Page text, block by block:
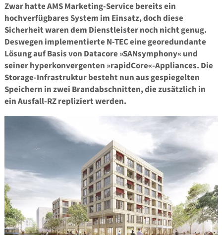
Zwar hatte AMS Marketing-Service bereits ein
hochverfügbares System im Einsatz, doch diese
Sicherheit waren dem Dienstleister noch nicht genug.
Deswegen implementierte N-TEC eine georedundante
Lösung auf Basis von Datacore »SANsymphony« und
seiner hyperkonvergenten »rapidCore«-Appliances. Die
Storage-Infrastruktur besteht nun aus gespiegelten
Speichern in zwei Brandabschnitten, die zusätzlich in
ein Ausfall-RZ repliziert werden.